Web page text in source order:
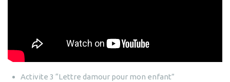
Activite 3 “Lettre damour pour mon enfant”